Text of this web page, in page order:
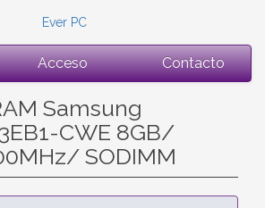
Ever PC
Acceso Contacto
Samsung
CWE 8GB/
SODIMM